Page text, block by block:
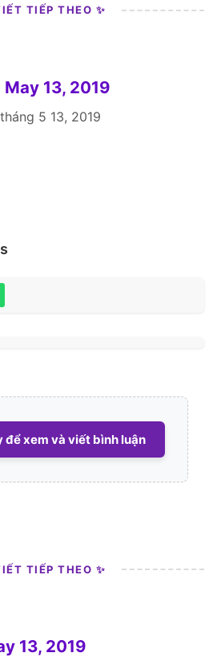
TIẾP THEO ✨
13, 2019
tháng 5 13, 2019
để xem và viết bình luận
TIẾP THEO ✨
13, 2019